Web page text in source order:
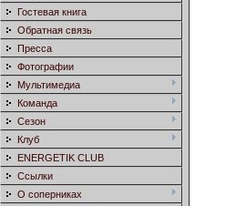
Гостевая книга
Обратная связь
Пресса
Фотографии
Мультимедиа
Команда
Сезон
Клуб
ENERGETIK CLUB
Ссылки
О соперниках